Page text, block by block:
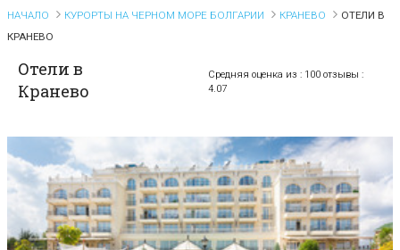
НАЧАЛО КУРОРТЫ НА ЧЕРНОМ МОРЕ БОЛГАРИИ КРАНЕВО
ОТЕЛИ В
КРАНЕВО
Отели в
Кранево
Средняя оценка из : 100 отзывы :
4.07